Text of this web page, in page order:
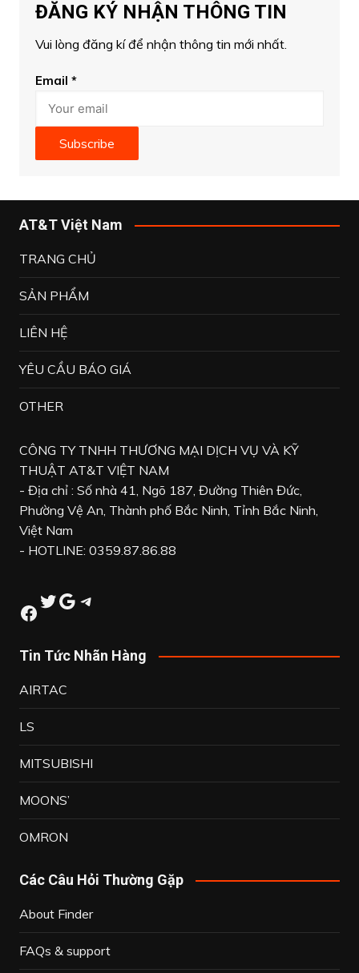
ĐĂNG KÝ NHẬN THÔNG TIN
Vui lòng đăng kí để nhận thông tin mới nhất.
Email *
Subscribe
AT&T Việt Nam
TRANG CHỦ
SẢN PHẨM
LIÊN HỆ
YÊU CẦU BÁO GIÁ
OTHER
CÔNG TY TNHH THƯƠNG MẠI DỊCH VỤ VÀ KỸ
THUẬT AT&T VIỆT NAM
- Địa chỉ : Số nhà 41, Ngõ 187, Đường Thiên Đức,
Phường Vệ An, Thành phố Bắc Ninh, Tỉnh Bắc Ninh,
Việt Nam
- HOTLINE: 0359.87.86.88
Facebook
Twitter
Google
Telegram
Tin Tức Nhãn Hàng
AIRTAC
LS
MITSUBISHI
MOONS’
OMRON
Các Câu Hỏi Thường Gặp
About Finder
FAQs & support